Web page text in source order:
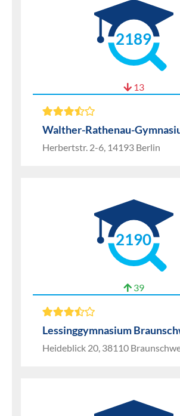
2189
13
Walther-Rathenau-
Herbertstr. 2-6, 14193 Berlin
2190
39
Lessinggymnasium
Heideblick 20, 38110